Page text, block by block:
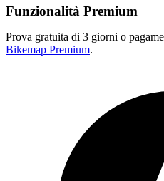
Funzionalità Premium
Prova gratuita di 3 giorni o
Bikemap Premium.